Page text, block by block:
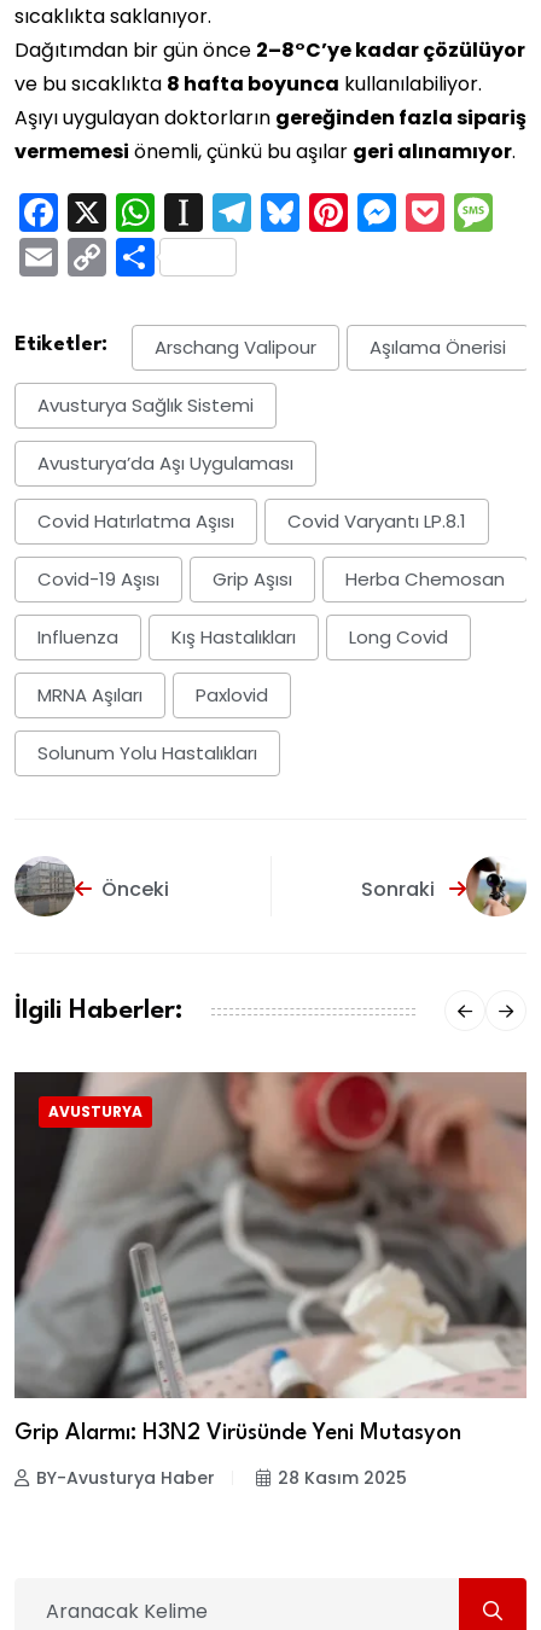
sıcaklıkta saklanıyor.
Dağıtımdan bir gün önce 2–8°C’ye kadar çözülüyor
ve bu sıcaklıkta 8 hafta boyunca kullanılabiliyor.
Aşıyı uygulayan doktorların gereğinden fazla sipariş
vermemesi önemli, çünkü bu aşılar geri alınamıyor.
Facebook
X WhatsApp
Instapaper
Telegram
Bluesky
Pinterest
EmailCopy
Link
Share
Etiketler: Arschang Valipour Aşılama Önerisi
Avusturya Sağlık Sistemi
Avusturya’da Aşı Uygulaması
Covid Hatırlatma Aşısı Covid Varyantı LP.8.1
Covid-19 Aşısı Grip Aşısı Herba Chemosan
Influenza Kış Hastalıkları Long Covid
MRNA Aşıları Paxlovid
Solunum Yolu Hastalıkları
Önceki Sonraki
İlgili Haberler:
AVUSTURYA
Grip Alarmı: H3N2 Virüsünde Yeni Mutasyon
BY-Avusturya Haber 28 Kasım 2025